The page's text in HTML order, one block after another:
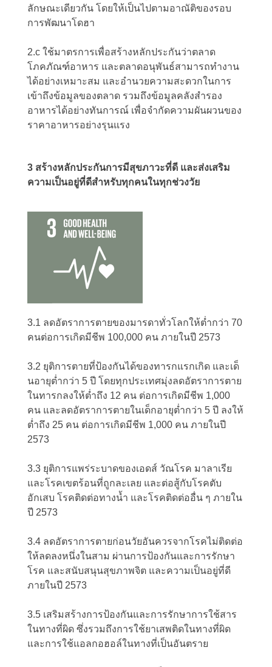
ลักษณะเดียวกัน โดยให้เป็นไปตามอาณัติของรอบ
การพัฒนาโดฮา
2.c ใช้มาตรการเพื่อสร้างหลักประกันว่าตลาด
โภคภัณฑ์อาหาร และตลาดอนุพันธ์สามารถทำงาน
ได้อย่างเหมาะสม และอำนวยความสะดวกในการ
เข้าถึงข้อมูลของตลาด รวมถึงข้อมูลคลังสำรอง
อาหารได้อย่างทันการณ์ เพื่อจำกัดความผันผวนของ
ราคาอาหารอย่างรุนแรง
3 สร้างหลักประกันการมีสุขภาวะที่ดี และส่งเสริม
ความเป็นอยู่ที่ดีสำหรับทุกคนในทุกช่วงวัย
3.1 ลดอัตราการตายของมารดาทั่วโลกให้ต่ำกว่า 70
คนต่อการเกิดมีชีพ 100,000 คน ภายในปี 2573
3.2 ยุติการตายที่ป้องกันได้ของทารกแรกเกิด และเด็
นอายุต่ำกว่า 5 ปี โดยทุกประเทศมุ่งลดอัตราการตาย
ในทารกลงให้ต่ำถึง 12 คน ต่อการเกิดมีชีพ 1,000
คน และลดอัตราการตายในเด็กอายุต่ำกว่า 5 ปี ลงให้
ต่ำถึง 25 คน ต่อการเกิดมีชีพ 1,000 คน ภายในปี
2573
3.3 ยุติการแพร่ระบาดของเอดส์ วัณโรค มาลาเรีย
และโรคเขตร้อนที่ถูกละเลย และต่อสู้กับโรคตับ
อักเสบ โรคติดต่อทางน้ำ และโรคติดต่ออื่น ๆ ภายใน
ปี 2573
3.4 ลดอัตราการตายก่อนวัยอันควรจากโรคไม่ติดต่อ
ให้ลดลงหนึ่งในสาม ผ่านการป้องกันและการรักษา
โรค และสนับสนุนสุขภาพจิต และความเป็นอยู่ที่ดี
ภายในปี 2573
3.5 เสริมสร้างการป้องกันและการรักษาการใช้สาร
ในทางที่ผิด ซึ่งรวมถึงการใช้ยาเสพติดในทางที่ผิด
และการใช้แอลกอฮอล์ในทางที่เป็นอันตราย